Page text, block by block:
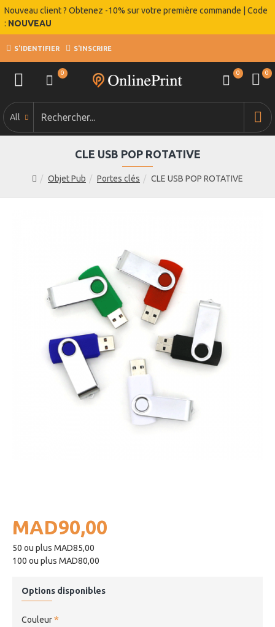
Nouveau client ? Obtenez -10% sur votre première commande | Code
: NOUVEAU
S'IDENTIFIER S'INSCRIRE
0 0 0
All
Objet Pub Portes clés CLE USB POP ROTATIVE
CLE USB POP ROTATIVE
MAD90,00
50 ou plus MAD85,00
100 ou plus MAD80,00
Options disponibles
Couleur